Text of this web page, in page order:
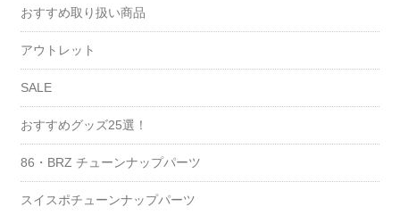
おすすめ取り扱い商品
アウトレット
SALE
おすすめグッズ25選！
86・BRZ チューンナップパーツ
スイスポチューンナップパーツ